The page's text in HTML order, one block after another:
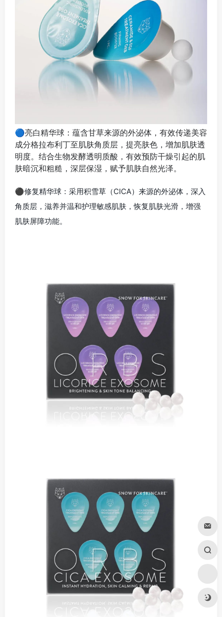
🔵亮白精华球：蕴含甘草来源的外泌体，有效传递美容
成分格拉布利丁至肌肤角质层，提亮肤色，增加肌肤透
明度。结合生物发酵透明质酸，有效预防干燥引起的肌
肤暗沉和粗糙，深层保湿，赋予肌肤自然光泽。
⚫修复精华球：采用积雪草（CICA）来源的外泌体，深入
角质层，滋养并温和护理敏感肌肤，恢复肌肤光滑，增强
肌肤屏障功能。